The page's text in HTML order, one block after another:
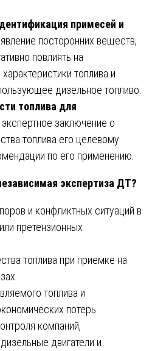
примесей и
посторонних веществ,
повлиять на
топлива и
дизельное топливо.
топлива для
заключение о
топлива его целевому
по его применению.
экспертиза ДТ?
и конфликтных ситуаций в
претензионных
топлива при приемке на
топлива и
потерь.
компаний,
двигатели и